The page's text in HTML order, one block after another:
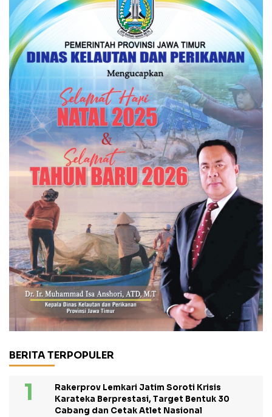
BERITA TERPOPULER
Rakerprov Lemkari Jatim Soroti Krisis
Karateka Berprestasi, Target Bentuk 30
Cabang dan Cetak Atlet Nasional